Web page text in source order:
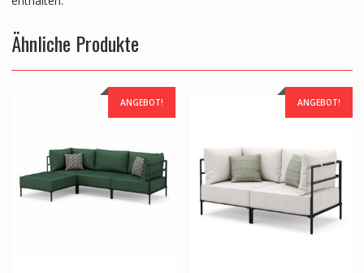
Ähnliche Produkte
ANGEBOT! ANGEBOT!